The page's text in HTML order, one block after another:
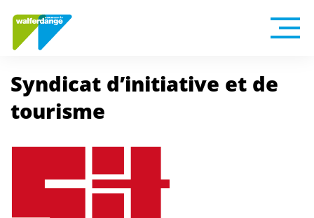
Syndicat d’initiative et de
tourisme